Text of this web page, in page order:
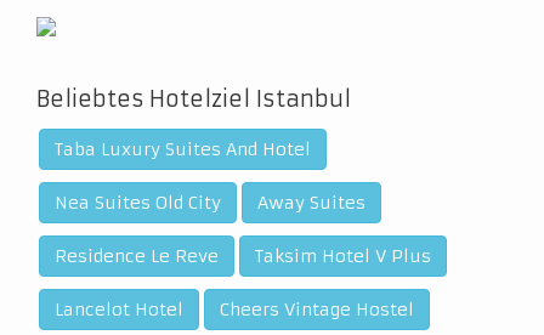
Beliebtes Hotelziel Istanbul
Taba Luxury Suites And Hotel
Nea Suites Old City Away Suites
Residence Le Reve Taksim Hotel V Plus
Lancelot Hotel Cheers Vintage Hostel